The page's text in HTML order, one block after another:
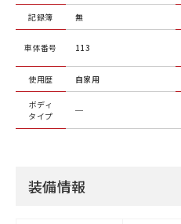
記録簿 無
車体番号 113
使用歴 自家用
ボディ
タイプ
─
装備情報